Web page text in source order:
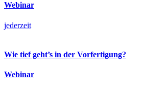
Webinar
jederzeit
Wie tief geht’s in der Vorfertigung?
Webinar